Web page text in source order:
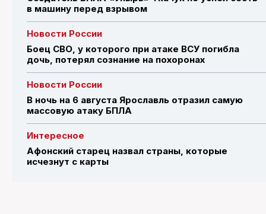
в машину перед взрывом
Новости России
Боец СВО, у которого при атаке ВСУ погибла
дочь, потерял сознание на похоронах
Новости России
В ночь на 6 августа Ярославль отразил самую
массовую атаку БПЛА
Интересное
Афонский старец назвал страны, которые
исчезнут с карты